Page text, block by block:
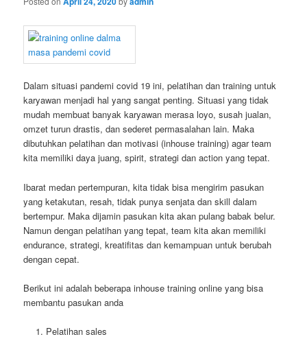
Dalam situasi pandemi covid 19 ini, pelatihan dan training untuk
karyawan menjadi hal yang sangat penting. Situasi yang tidak
mudah membuat banyak karyawan merasa loyo, susah jualan,
omzet turun drastis, dan sederet permasalahan lain. Maka
dibutuhkan pelatihan dan motivasi (inhouse training) agar team
kita memiliki daya juang, spirit, strategi dan action yang tepat.
Ibarat medan pertempuran, kita tidak bisa mengirim pasukan
yang ketakutan, resah, tidak punya senjata dan skill dalam
bertempur. Maka dijamin pasukan kita akan pulang babak belur.
Namun dengan pelatihan yang tepat, team kita akan memiliki
endurance, strategi, kreatifitas dan kemampuan untuk berubah
dengan cepat.
Berikut ini adalah beberapa inhouse training online yang bisa
membantu pasukan anda
Pelatihan sales